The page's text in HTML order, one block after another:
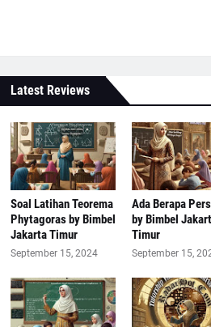
Latest Reviews
Soal Latihan Teorema
Phytagoras by Bimbel
Jakarta Timur
September 15, 2024
Ada Berapa
by Bimbel
Timur
September 15,